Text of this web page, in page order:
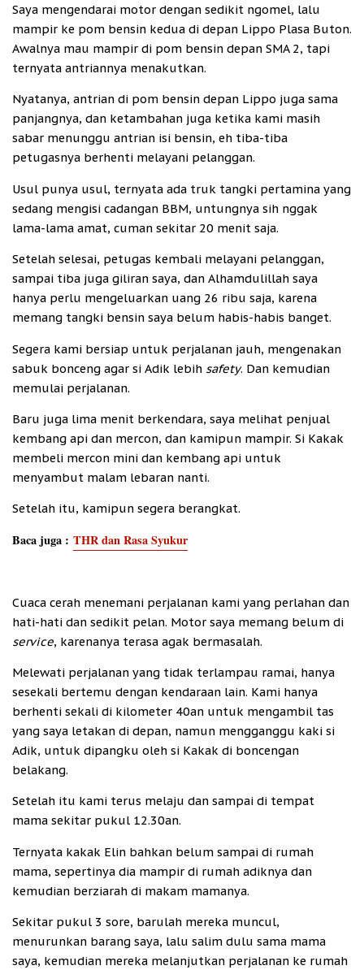
Saya mengendarai motor dengan sedikit ngomel, lalu
mampir ke pom bensin kedua di depan Lippo Plasa Buton.
Awalnya mau mampir di pom bensin depan SMA 2, tapi
ternyata antriannya menakutkan.
Nyatanya, antrian di pom bensin depan Lippo juga sama
panjangnya, dan ketambahan juga ketika kami masih
sabar menunggu antrian isi bensin, eh tiba-tiba
petugasnya berhenti melayani pelanggan.
Usul punya usul, ternyata ada truk tangki pertamina yang
sedang mengisi cadangan BBM, untungnya sih nggak
lama-lama amat, cuman sekitar 20 menit saja.
Setelah selesai, petugas kembali melayani pelanggan,
sampai tiba juga giliran saya, dan Alhamdulillah saya
hanya perlu mengeluarkan uang 26 ribu saja, karena
memang tangki bensin saya belum habis-habis banget.
Segera kami bersiap untuk perjalanan jauh, mengenakan
sabuk bonceng agar si Adik lebih safety. Dan kemudian
memulai perjalanan.
Baru juga lima menit berkendara, saya melihat penjual
kembang api dan mercon, dan kamipun mampir. Si Kakak
membeli mercon mini dan kembang api untuk
menyambut malam lebaran nanti.
Setelah itu, kamipun segera berangkat.
Baca juga : THR dan Rasa Syukur
Cuaca cerah menemani perjalanan kami yang perlahan dan
hati-hati dan sedikit pelan. Motor saya memang belum di
service, karenanya terasa agak bermasalah.
Melewati perjalanan yang tidak terlampau ramai, hanya
sesekali bertemu dengan kendaraan lain. Kami hanya
berhenti sekali di kilometer 40an untuk mengambil tas
yang saya letakan di depan, namun mengganggu kaki si
Adik, untuk dipangku oleh si Kakak di boncengan
belakang.
Setelah itu kami terus melaju dan sampai di tempat
mama sekitar pukul 12.30an.
Ternyata kakak Elin bahkan belum sampai di rumah
mama, sepertinya dia mampir di rumah adiknya dan
kemudian berziarah di makam mamanya.
Sekitar pukul 3 sore, barulah mereka muncul,
menurunkan barang saya, lalu salim dulu sama mama
saya, kemudian mereka melanjutkan perjalanan ke rumah